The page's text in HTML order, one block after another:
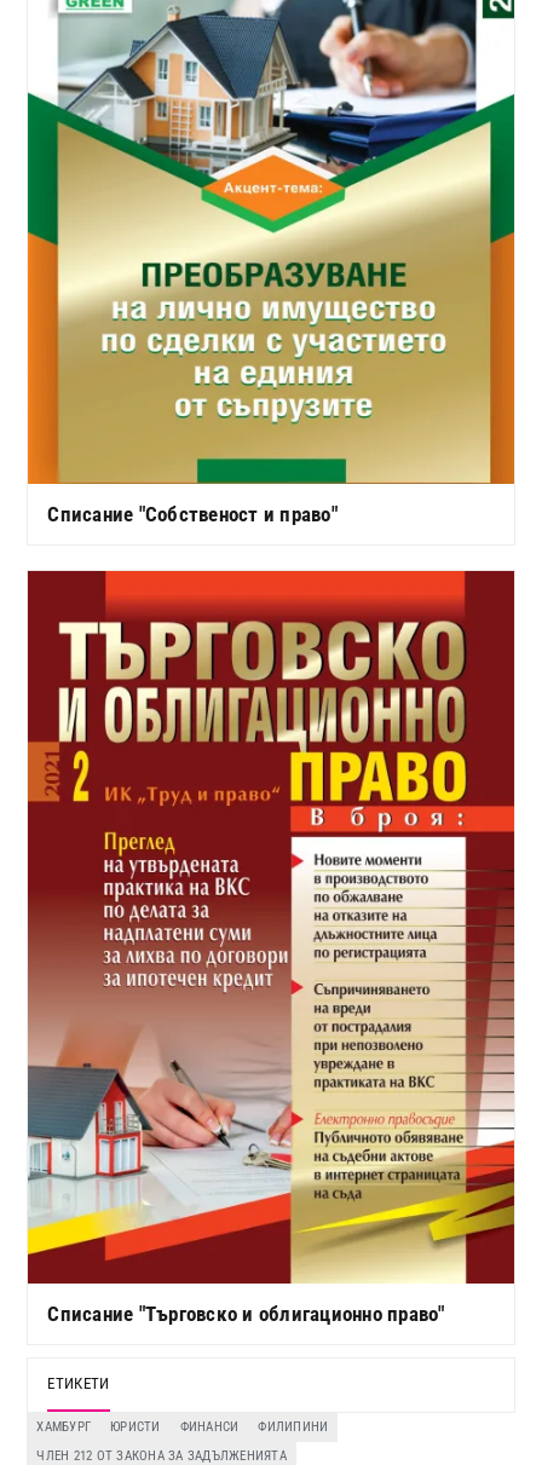
Списание "Собственост и право"
Списание "Търговско и облигационно право"
ЕТИКЕТИ
ХАМБУРГ ЮРИСТИ ФИНАНСИ
ФИЛИПИНИ
ЧЛЕН 212 ОТ ЗАКОНА ЗА ЗАДЪЛЖЕНИЯТА